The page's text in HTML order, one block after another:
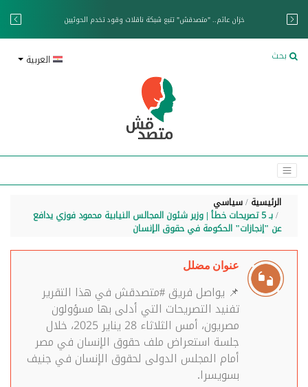
خزان عائم.. "متصدقش" تتبع شبكة ناقلات وقود تخدم الحوثيين
بحث العربية
الرئيسية سياسي
بـ 5 تصريحات خطأ | وزير شئون المجالس النيابية محمود فوزي يدافع
عن "إنجازات" الحكومة في حقوق الإنسان
عنوان مضلل
📌 يواصل فريق #متصدقش في هذا التقرير
تفنيد التصريحات التي أدلى بها مسؤولون
مصريون، أمس الثلاثاء 28 يناير 2025، خلال
جلسة استعراض ملف حقوق الإنسان في مصر
أمام المجلس الدولى لحقوق الإنسان في جنيف
بسويسرا.